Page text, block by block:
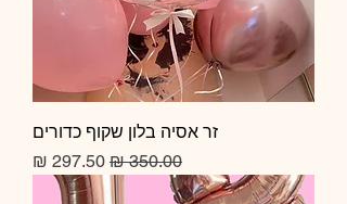
זר אסיה בלון שקוף כדורים
מחיר רגיל מחיר מבצע